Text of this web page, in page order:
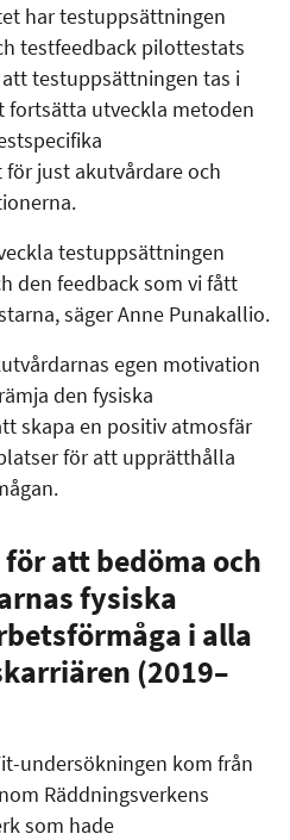
har testuppsättningen
testfeedback pilottestats
testuppsättningen tas i
fortsätta utveckla metoden
just akutvårdare och
testuppsättningen
den feedback som vi fått
säger Anne Punakallio.
egen motivation
den fysiska
skapa en positiv atmosfär
för att upprätthålla
att bedöma och
fysiska
i alla
(2019–
undersökningen kom från
Räddningsverkens
som hade